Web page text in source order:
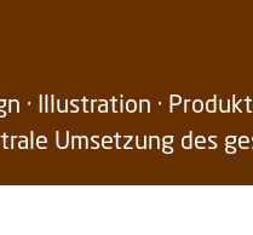
· Illustration ·
Umsetzung des